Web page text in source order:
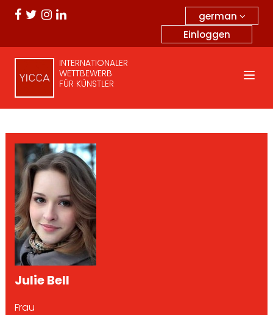
german
Einloggen
INTERNATIONALER
WETTBEWERB
FÜR KÜNSTLER
Julie Bell
Frau